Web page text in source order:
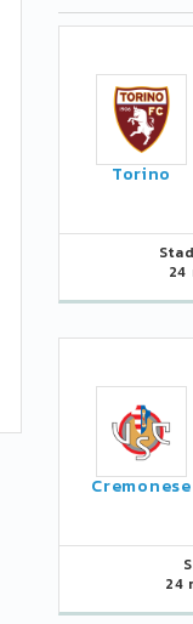
Torino
24
Cremonese
24